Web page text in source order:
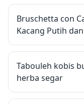
Bruschetta con
Kacang Putih
Tabouleh kobis
herba segar